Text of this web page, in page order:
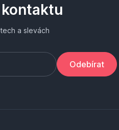
a slevách
Odebírat